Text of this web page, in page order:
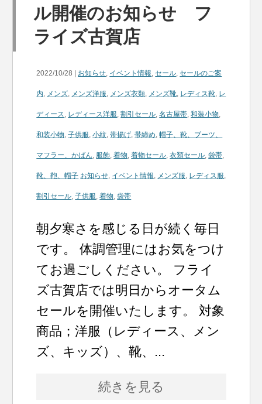
ル開催のお知らせ フ
ライズ古賀店
2022/10/28 | お知らせ, イベント情報,セール,セールのご案
内, メンズ, メンズ洋服, メンズ衣類, メンズ靴, レディス靴, レ
ディース, レディース洋服,割引セール,名古屋帯,和装小物,
和装小物,子供服,小紋,帯揚げ,帯締め,帽子、靴、ブーツ、
マフラー、かばん, 服飾,着物,着物セール,衣類セール,袋帯,
靴、鞄、帽子 お知らせ, イベント情報, メンズ服, レディス服,
割引セール,子供服,着物,袋帯
朝夕寒さを感じる日が続く毎日
です。 体調管理にはお気をつけ
てお過ごしください。 フライ
ズ古賀店では明日からオータム
セールを開催いたします。 対象
商品；洋服（レディース、メン
ズ、キッズ）、靴、...
続きを見る